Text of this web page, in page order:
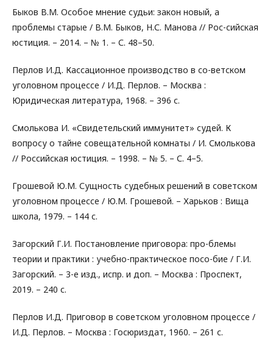
Быков В.М. Особое мнение судьи: закон новый, а
проблемы старые / В.М. Быков, Н.С. Манова // Рос-сийская
юстиция. – 2014. – № 1. – С. 48–50.
Перлов И.Д. Кассационное производство в со-ветском
уголовном процессе / И.Д. Перлов. – Москва :
Юридическая литература, 1968. – 396 с.
Смолькова И. «Свидетельский иммунитет» судей. К
вопросу о тайне совещательной комнаты / И. Смолькова
// Российская юстиция. – 1998. – № 5. – С. 4–5.
Грошевой Ю.М. Сущность судебных решений в советском
уголовном процессе / Ю.М. Грошевой. – Харьков : Вища
школа, 1979. – 144 с.
Загорский Г.И. Постановление приговора: про-блемы
теории и практики : учебно-практическое посо-бие / Г.И.
Загорский. – 3-е изд., испр. и доп. – Москва : Проспект,
2019. – 240 с.
Перлов И.Д. Приговор в советском уголовном процессе /
И.Д. Перлов. – Москва : Госюриздат, 1960. – 261 с.